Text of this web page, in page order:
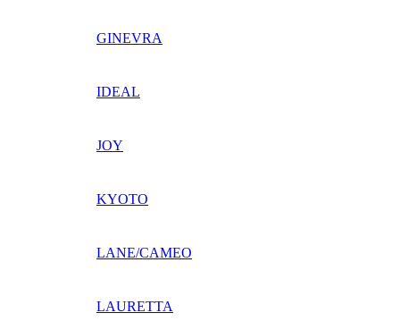
GINEVRA
IDEAL
JOY
KYOTO
LANE/CAMEO
LAURETTA